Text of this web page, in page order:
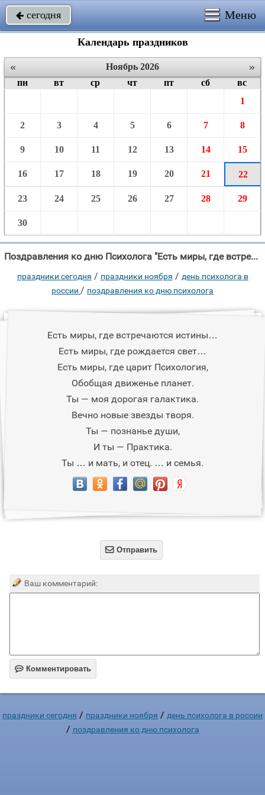
 сегодня Меню
Календарь праздников
« »
Ноябрь 2026
пн
вт ср чт пт сб
вс
1
2 3 4 5 6 7 8
9 10 11 12 13 14 15
16 17 18 19 20 21 22
23 24 25 26 27 28 29
30
Поздравления ко дню Психолога "Есть миры, где встречаются истины… Есть миры, где рождается свет… Есть миры, где "
праздники сегодня / праздники ноября / день психолога в
россии / поздравления ко дню психолога
Есть миры, где встречаются истины…
Есть миры, где рождается свет…
Есть миры, где царит Психология,
Обобщая движенье планет.
Ты — моя дорогая галактика.
Вечно новые звезды творя.
Ты — познанье души,
И ты — Практика.
Ты … и мать, и отец. … и семья.
 Отправить
Ваш комментарий:
 Комментировать
праздники сегодня / праздники ноября / день психолога в россии
/ поздравления ко дню психолога